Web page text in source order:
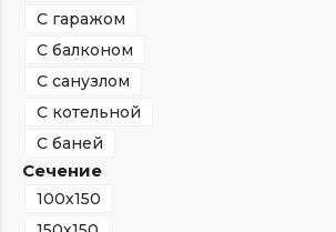
С гаражом
С балконом
С санузлом
С котельной
С баней
Сечение
100х150